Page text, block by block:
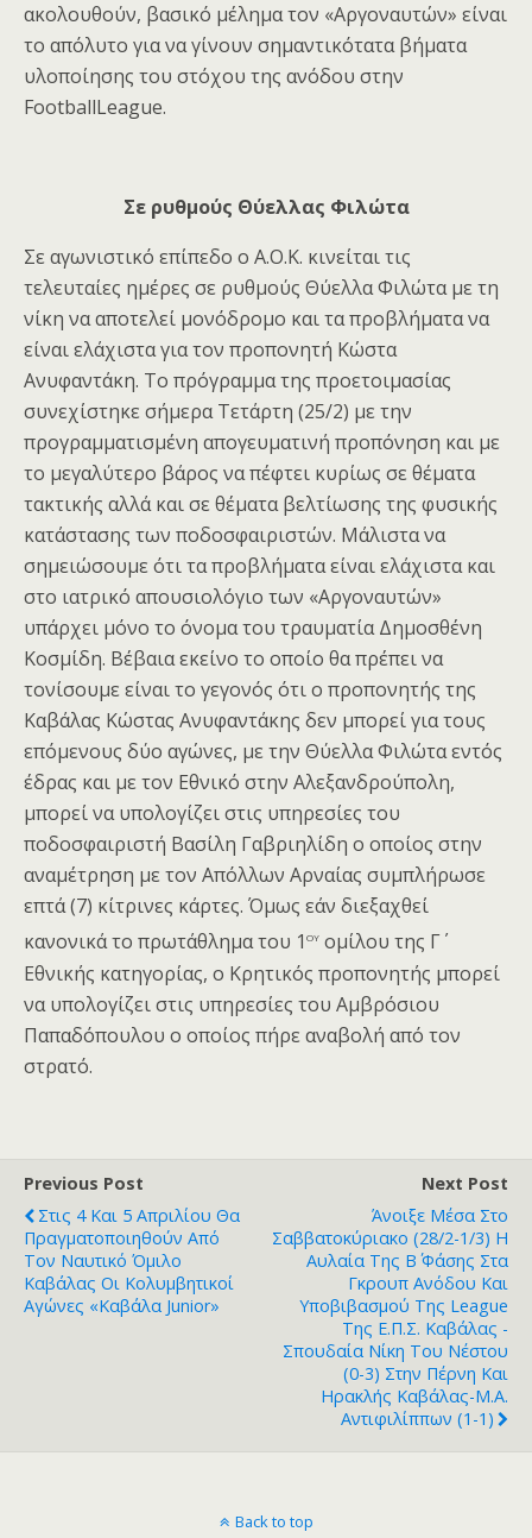
ακολουθούν, βασικό μέλημα τον «Αργοναυτών» είναι
το απόλυτο για να γίνουν σημαντικότατα βήματα
υλοποίησης του στόχου της ανόδου στην
FootballLeague.
Σε ρυθμούς Θύελλας Φιλώτα
Σε αγωνιστικό επίπεδο ο Α.Ο.Κ. κινείται τις
τελευταίες ημέρες σε ρυθμούς Θύελλα Φιλώτα με τη
νίκη να αποτελεί μονόδρομο και τα προβλήματα να
είναι ελάχιστα για τον προπονητή Κώστα
Ανυφαντάκη. Το πρόγραμμα της προετοιμασίας
συνεχίστηκε σήμερα Τετάρτη (25/2) με την
προγραμματισμένη απογευματινή προπόνηση και με
το μεγαλύτερο βάρος να πέφτει κυρίως σε θέματα
τακτικής αλλά και σε θέματα βελτίωσης της φυσικής
κατάστασης των ποδοσφαιριστών. Μάλιστα να
σημειώσουμε ότι τα προβλήματα είναι ελάχιστα και
στο ιατρικό απουσιολόγιο των «Αργοναυτών»
υπάρχει μόνο το όνομα του τραυματία Δημοσθένη
Κοσμίδη. Βέβαια εκείνο το οποίο θα πρέπει να
τονίσουμε είναι το γεγονός ότι ο προπονητής της
Καβάλας Κώστας Ανυφαντάκης δεν μπορεί για τους
επόμενους δύο αγώνες, με την Θύελλα Φιλώτα εντός
έδρας και με τον Εθνικό στην Αλεξανδρούπολη,
μπορεί να υπολογίζει στις υπηρεσίες του
ποδοσφαιριστή Βασίλη Γαβριηλίδη ο οποίος στην
αναμέτρηση με τον Απόλλων Αρναίας συμπλήρωσε
επτά (7) κίτρινες κάρτες. Όμως εάν διεξαχθεί
κανονικά το πρωτάθλημα του 1ου ομίλου της Γ΄
Εθνικής κατηγορίας, ο Κρητικός προπονητής μπορεί
να υπολογίζει στις υπηρεσίες του Αμβρόσιου
Παπαδόπουλου ο οποίος πήρε αναβολή από τον
στρατό.
Previous Post
Στις 4 Και 5 Απριλίου Θα
Πραγματοποιηθούν Από
Τον Ναυτικό Όμιλο
Καβάλας Οι Κολυμβητικοί
Αγώνες «Καβάλα Junior»
Next Post
Άνοιξε Μέσα Στο
Σαββατοκύριακο (28/2-1/3) Η
Αυλαία Της Β΄ Φάσης Στα
Γκρουπ Ανόδου Και
Υποβιβασμού Της League
Της Ε.Π.Σ. Καβάλας -
Σπουδαία Νίκη Του Νέστου
(0-3) Στην Πέρνη Και
Ηρακλής Καβάλας-Μ.Α.
Αντιφιλίππων (1-1)
Back to top